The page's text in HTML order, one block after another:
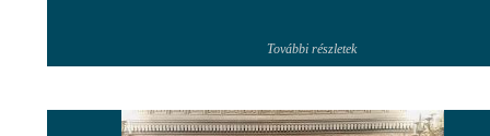
További részletek